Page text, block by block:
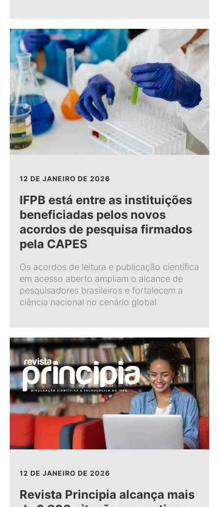
12 DE JANEIRO DE 2026
IFPB está entre as instituições
beneficiadas pelos novos
acordos de pesquisa firmados
pela CAPES
Os acordos de leitura e publicação científica
em acesso aberto ampliam o alcance de
pesquisadores brasileiros e fortalecem a
ciência nacional no cenário global
12 DE JANEIRO DE 2026
Revista Principia alcança mais